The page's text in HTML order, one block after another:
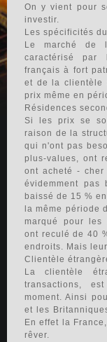
On y vient pour
investir.
Les spécificités
Le marché de
caractérisé par
français à fort
et de la clientèle
prix même en
Résidences
Si les prix se
raison de la
qui n'ont pas
plus-values, ont
ont acheté -
évidemment pas
baissé de 15 %
la même période
marqué pour les
ont reculé de 40
endroits. Mais
Clientèle
La clientèle
transactions,
moment. Ainsi
et les
En effet la
rêver.